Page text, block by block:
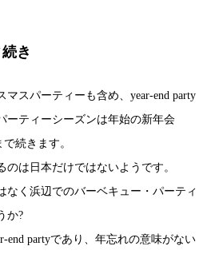
き
スパーティーも含め、year-end party
ーティーシーズンは年始の新年会
で続きます。
は日本だけではないようです。
なく浜辺でのバーベキュー・パーティ
か?
end partyであり、年忘れの意味がない